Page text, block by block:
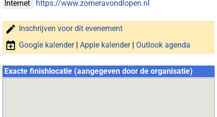
Internet
https://www.zomeravondlopen.nl
Inschrijven voor dit evenement
Google kalender| Apple kalender| Outlook agenda
Exacte finishlocatie (aangegeven door de organisatie)